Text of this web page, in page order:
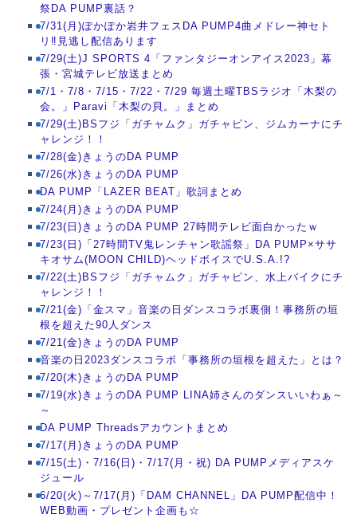
祭DA PUMP裏話？
7/31(月)ぽかぽか岩井フェスDA PUMP4曲メドレー神セト
リ‼見逃し配信あります
7/29(土)J SPORTS 4「ファンタジーオンアイス2023」幕
張・宮城テレビ放送まとめ
7/1・7/8・7/15・7/22・7/29 毎週土曜TBSラジオ「木梨の
会。」Paravi「木梨の貝。」まとめ
7/29(土)BSフジ「ガチャムク」ガチャピン、ジムカーナにチ
ャレンジ！！
7/28(金)きょうのDA PUMP
7/26(水)きょうのDA PUMP
DA PUMP「LAZER BEAT」歌詞まとめ
7/24(月)きょうのDA PUMP
7/23(日)きょうのDA PUMP 27時間テレビ面白かったｗ
7/23(日)「27時間TV鬼レンチャン歌謡祭」DA PUMP×ササ
キオサム(MOON CHILD)ヘッドボイスでU.S.A.!?
7/22(土)BSフジ「ガチャムク」ガチャピン、水上バイクにチ
ャレンジ！！
7/21(金)「金スマ」音楽の日ダンスコラボ裏側！事務所の垣
根を超えた90人ダンス
7/21(金)きょうのDA PUMP
音楽の日2023ダンスコラボ「事務所の垣根を超えた」とは？
7/20(木)きょうのDA PUMP
7/19(水)きょうのDA PUMP LINA姉さんのダンスいいわぁ～
～
DA PUMP Threadsアカウントまとめ
7/17(月)きょうのDA PUMP
7/15(土)・7/16(日)・7/17(月・祝) DA PUMPメディアスケ
ジュール
6/20(火)～7/17(月)「DAM CHANNEL」DA PUMP配信中！
WEB動画・プレゼント企画も☆